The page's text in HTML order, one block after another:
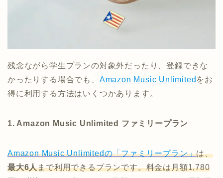
残念ながら学生プランの対象外だったり、登録できな
かったりする場合でも、 Amazon Music Unlimited をお
得に利用する方法はいくつかあります。
1. Amazon Music Unlimited ファミリープラン
Amazon Music Unlimitedの「ファミリープラン」は、
最大6人まで利用できるプランです。料金は月額1,780